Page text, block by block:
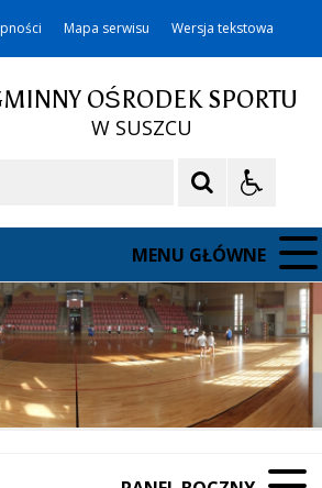
Mapa serwisu Wersja tekstowa
OŚRODEK SPORTU
W SUSZCU
MENU GŁÓWNE